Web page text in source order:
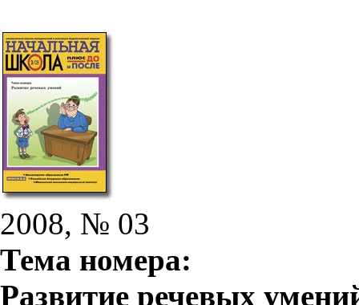
2008, № 03
Тема номера:
Развитие речевых